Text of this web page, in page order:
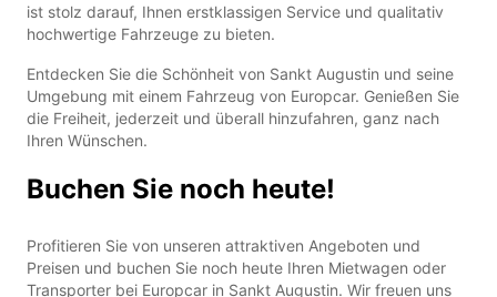
ist stolz darauf, Ihnen erstklassigen Service und qualitativ
hochwertige Fahrzeuge zu bieten.
Entdecken Sie die Schönheit von Sankt Augustin und seine
Umgebung mit einem Fahrzeug von Europcar. Genießen Sie
die Freiheit, jederzeit und überall hinzufahren, ganz nach
Ihren Wünschen.
Buchen Sie noch heute!
Profitieren Sie von unseren attraktiven Angeboten und
Preisen und buchen Sie noch heute Ihren Mietwagen oder
Transporter bei Europcar in Sankt Augustin. Wir freuen uns